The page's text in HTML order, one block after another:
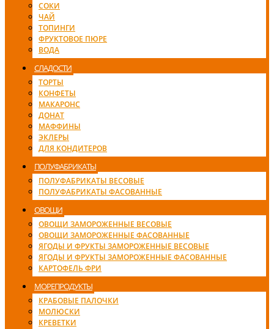
СОКИ
ЧАЙ
ТОПИНГИ
ФРУКТОВОЕ ПЮРЕ
ВОДА
СЛАДОСТИ
ТОРТЫ
КОНФЕТЫ
МАКАРОНС
ДОНАТ
МАФФИНЫ
ЭКЛЕРЫ
ДЛЯ КОНДИТЕРОВ
ПОЛУФАБРИКАТЫ
ПОЛУФАБРИКАТЫ ВЕСОВЫЕ
ПОЛУФАБРИКАТЫ ФАСОВАННЫЕ
ОВОЩИ
ОВОЩИ ЗАМОРОЖЕННЫЕ ВЕСОВЫЕ
ОВОЩИ ЗАМОРОЖЕННЫЕ ФАСОВАННЫЕ
ЯГОДЫ И ФРУКТЫ ЗАМОРОЖЕННЫЕ ВЕСОВЫЕ
ЯГОДЫ И ФРУКТЫ ЗАМОРОЖЕННЫЕ ФАСОВАННЫЕ
КАРТОФЕЛЬ ФРИ
МОРЕПРОДУКТЫ
КРАБОВЫЕ ПАЛОЧКИ
МОЛЮСКИ
КРЕВЕТКИ